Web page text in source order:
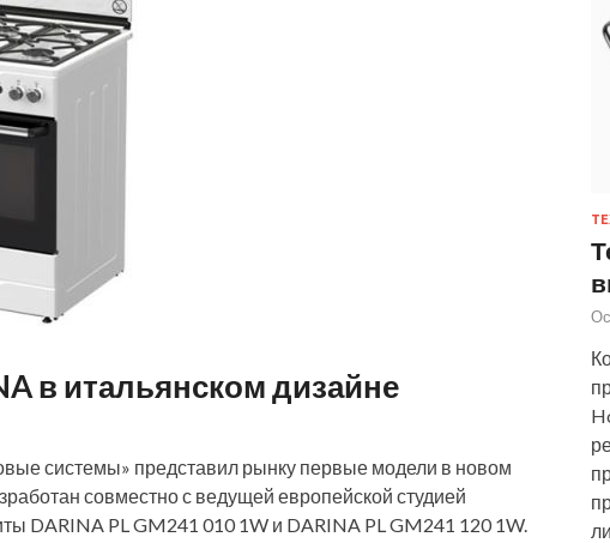
в итальянском дизайне
системы» представил рынку первые модели в новом
совместно с ведущей европейской студией
DARINA PL GM241 010 1W и DARINA PL GM241 120 1W.